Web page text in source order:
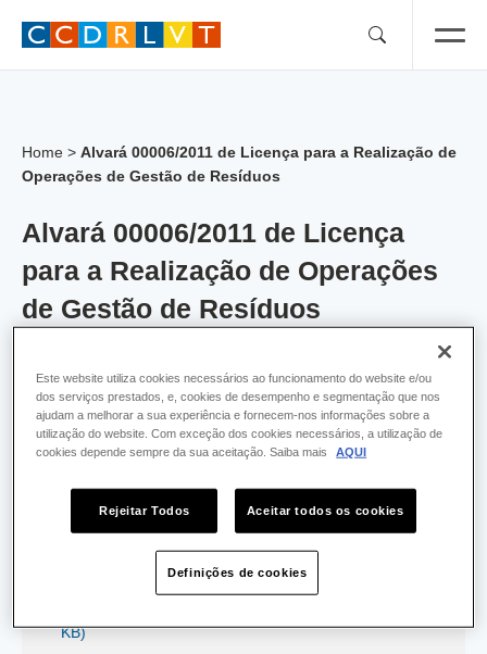
Home > Alvará 00006/2011 de Licença para a Realização de
Operações de Gestão de Resíduos
Alvará 00006/2011 de Licença
para a Realização de Operações
de Gestão de Resíduos
Empresa:João Manuel Piedade Correia, Lda
Concelho:Palmela
Data de Emissão:12/07/2011
Data de Validade:24/01/2012
KB)
Este website utiliza cookies necessários ao funcionamento do website e/ou
dos serviços prestados, e, cookies de desempenho e segmentação que nos
ajudam a melhorar a sua experiência e fornecem-nos informações sobre a
utilização do website. Com exceção dos cookies necessários, a utilização de
cookies depende sempre da sua aceitação. Saiba mais
AQUI
Rejeitar Todos Aceitar todos os cookies
Definições de cookies